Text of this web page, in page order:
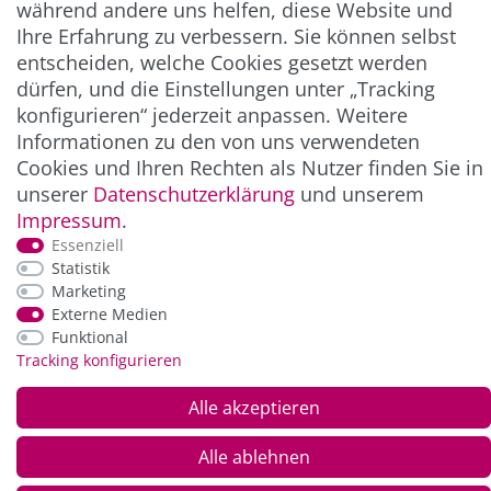
ZAHLUNG & VERSAND
*Alle Preise inkl. der gesetzl. MwSt. zzgl.
und Versandkosten
während andere uns helfen, diese Website und
Ihre Erfahrung zu verbessern. Sie können selbst
entscheiden, welche Cookies gesetzt werden
dürfen, und die Einstellungen unter „Tracking
konfigurieren“ jederzeit anpassen. Weitere
Informationen zu den von uns verwendeten
Cookies und Ihren Rechten als Nutzer finden Sie in
unserer Daten­schutz­erklärung und unserem
Impressum.
Essenziell
Statistik
Marketing
Externe Medien
Funktional
Tracking konfigurieren
Alle akzeptieren
Alle ablehnen
© Copyright 2026 Alle Rechte vorbehalten. |webshop by